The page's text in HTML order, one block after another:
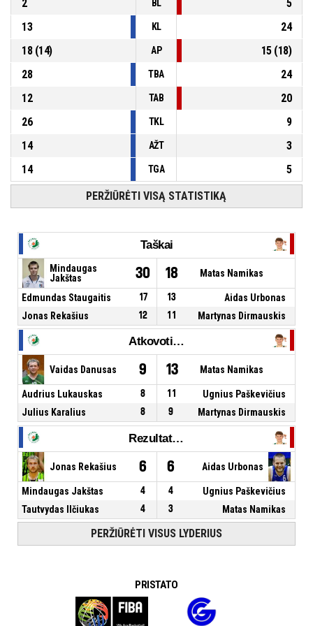
2
BL
5
13
KL
24
18(14) AP 15(18)
28
TBA
24
12
TAB
20
26
TKL
9
14
AŽT
3
14
TGA 5
PERŽIŪRĖTI VISĄ STATISTIKĄ
Taškai
Mindaugas
Jakštas
30 18 Matas Namikas
Edmundas Staugaitis 17 13
Aidas Urbonas
Jonas Rekašius
12 11 Martynas Dirmauskis
Atkovoti kamuoliai
Vaidas Danusas 9 13 Matas Namikas
Audrius Lukauskas 8 11
Ugnius Paškevičius
Julius Karalius
8 9 Martynas Dirmauskis
Rezultatyvūs perdavimai
Jonas Rekašius 6 6 Aidas Urbonas
Mindaugas Jakštas 4 4
Ugnius Paškevičius
Tautvydas Ilčiukas
4 3 Matas Namikas
PERŽIŪRĖTI VISUS LYDERIUS
PRISTATO